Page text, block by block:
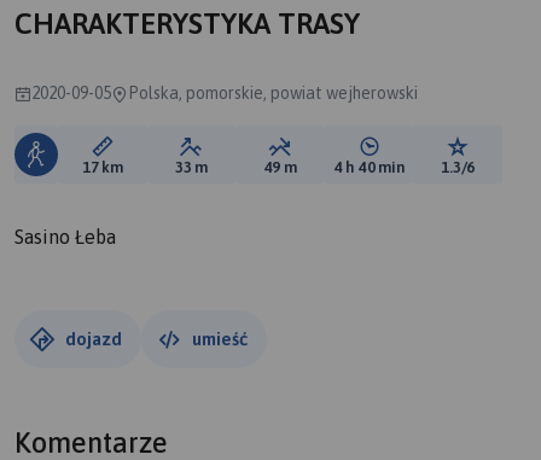
CHARAKTERYSTYKA TRASY
2020-09-05 Polska, pomorskie, powiat wejherowski
Długość trasy:
17 km Suma przewyższeń:
33 m Suma spadków:
49 m Średni czas potrzebny
4 h 40 min Ocena
1.3/6
Sasino Łeba
dojazd umieść
Komentarze